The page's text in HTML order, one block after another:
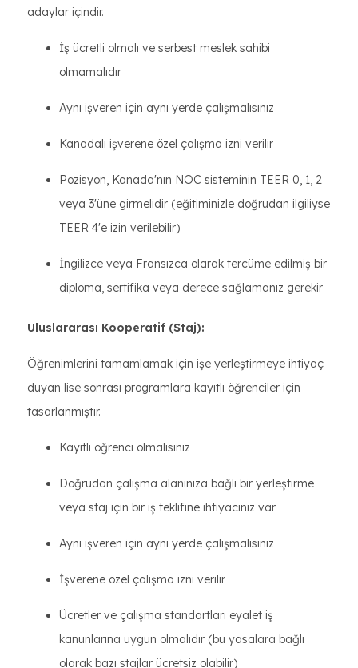
adaylar içindir.
İş ücretli olmalı ve serbest meslek sahibi
olmamalıdır
Aynı işveren için aynı yerde çalışmalısınız
Kanadalı işverene özel çalışma izni verilir
Pozisyon, Kanada'nın NOC sisteminin TEER 0, 1, 2
veya 3'üne girmelidir (eğitiminizle doğrudan ilgiliyse
TEER 4'e izin verilebilir)
İngilizce veya Fransızca olarak tercüme edilmiş bir
diploma, sertifika veya derece sağlamanız gerekir
Uluslararası Kooperatif (Staj):
Öğrenimlerini tamamlamak için işe yerleştirmeye ihtiyaç
duyan lise sonrası programlara kayıtlı öğrenciler için
tasarlanmıştır.
Kayıtlı öğrenci olmalısınız
Doğrudan çalışma alanınıza bağlı bir yerleştirme
veya staj için bir iş teklifine ihtiyacınız var
Aynı işveren için aynı yerde çalışmalısınız
İşverene özel çalışma izni verilir
Ücretler ve çalışma standartları eyalet iş
kanunlarına uygun olmalıdır (bu yasalara bağlı
olarak bazı stajlar ücretsiz olabilir)